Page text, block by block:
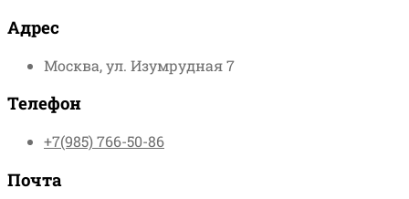
Адрес
Москва, ул. Изумрудная 7
Телефон
+7(985) 766-50-86
Почта